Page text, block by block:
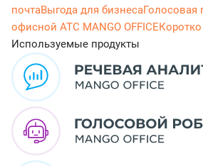
почтаВыгода для бизнесаГолосовая
офисной АТС MANGO OFFICE
Используемые продукты